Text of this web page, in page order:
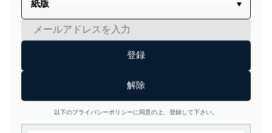
以下のプライバシーポリシーに同意の上、登録して下さい。